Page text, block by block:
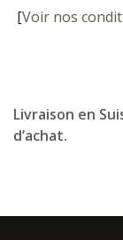
[Voir nos
Livraison en
d’achat.